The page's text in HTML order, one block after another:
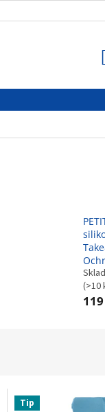
PODMÍNKY OCHRANY
(>10
Tip